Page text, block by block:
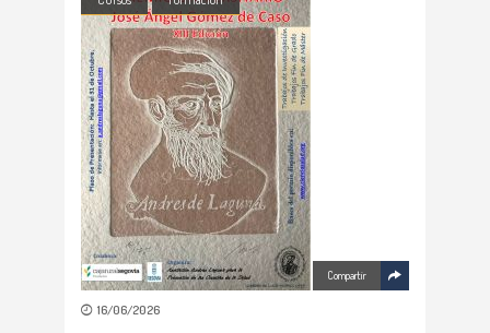
Compartir
16/06/2026